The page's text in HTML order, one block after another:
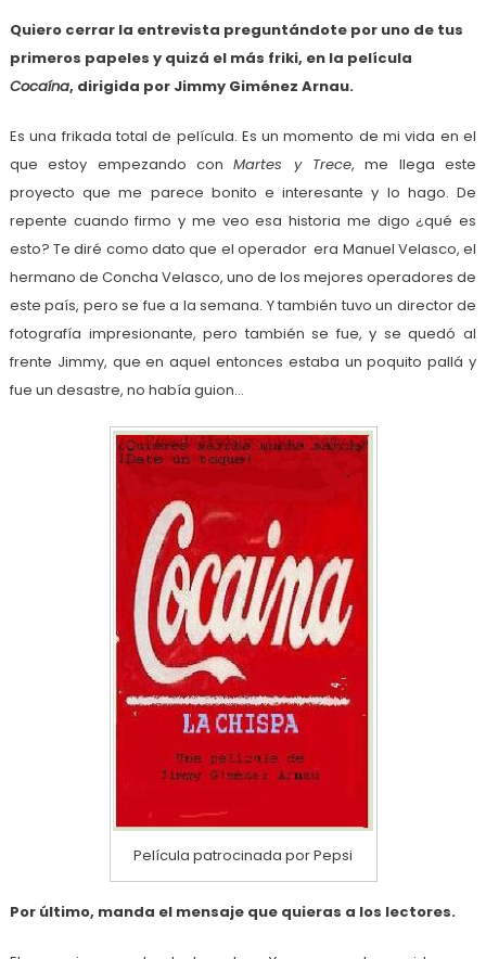
Quiero cerrar la entrevista preguntándote por uno de tus
primeros papeles y quizá el más friki, en la película
Cocaína, dirigida por Jimmy Giménez Arnau.
Es una frikada total de película. Es un momento de mi vida en el
que estoy empezando conMartes y Trece, me llega este
proyecto que me parece bonito e interesante y lo hago. De
repente cuando firmo y me veo esa historia me digo ¿qué es
esto? Te diré como dato que el operador era Manuel Velasco, el
hermano de Concha Velasco, uno de los mejores operadores de
este país, pero se fue a la semana. Y también tuvo un director de
fotografía impresionante, pero también se fue, y se quedó al
frente Jimmy, que en aquel entonces estaba un poquito pallá y
fue un desastre, no había guion…
Película patrocinada por Pepsi
Por último, manda el mensaje que quieras a los lectores.